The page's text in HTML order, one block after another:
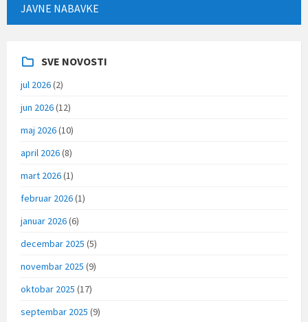
JAVNE NABAVKE
SVE NOVOSTI
jul 2026(2)
jun 2026(12)
maj 2026(10)
april 2026(8)
mart 2026(1)
februar 2026(1)
januar 2026(6)
decembar 2025 (5)
novembar 2025 (9)
oktobar 2025 (17)
septembar 2025 (9)